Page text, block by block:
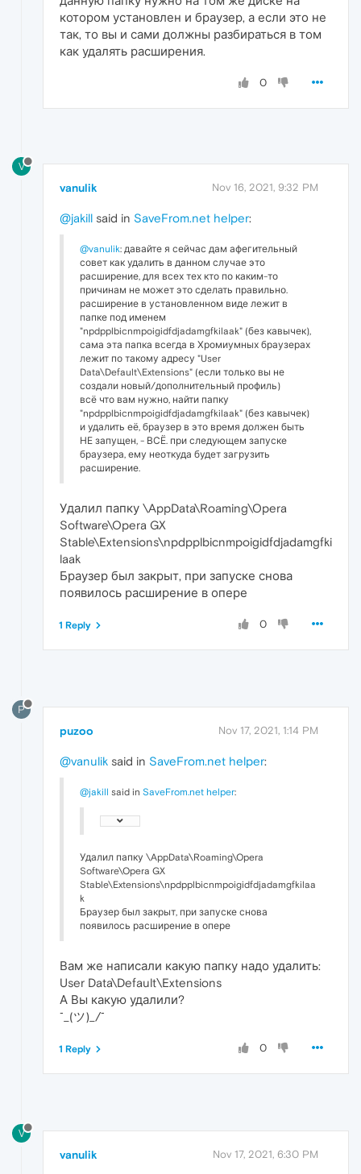
котором установлен и браузер, а если это не
так, то вы и сами должны разбираться в том
как удалять расширения.
0
V
vanulik Nov 16, 2021, 9:32 PM
@jakill said in SaveFrom.net helper:
@vanulik: давайте я сейчас дам афегительный
совет как удалить в данном случае это
расширение, для всех тех кто по каким-то
причинам не может это сделать правильно.
расширение в установленном виде лежит в
папке под именем
"npdpplbicnmpoigidfdjadamgfkilaak" (без кавычек),
сама эта папка всегда в Хромиумных браузерах
лежит по такому адресу "User
Data\Default\Extensions" (если только вы не
создали новый/дополнительный профиль)
всё что вам нужно, найти папку
"npdpplbicnmpoigidfdjadamgfkilaak" (без кавычек)
и удалить её, браузер в это время должен быть
НЕ запущен, - ВСЁ. при следующем запуске
браузера, ему неоткуда будет загрузить
расширение.
Удалил папку \AppData\Roaming\Opera
Software\Opera GX
Stable\Extensions\npdpplbicnmpoigidfdjadamgfki
laak
Браузер был закрыт, при запуске снова
появилось расширение в опере
0
1 Reply
P
puzoo Nov 17, 2021, 1:14 PM
@vanulik said in SaveFrom.net helper:
@jakill said in SaveFrom.net helper:
Удалил папку \AppData\Roaming\Opera
Software\Opera GX
Stable\Extensions\npdpplbicnmpoigidfdjadamgfkilaa
k
Браузер был закрыт, при запуске снова
появилось расширение в опере
Вам же написали какую папку надо удалить:
User Data\Default\Extensions
А Вы какую удалили?
¯_(ツ)_/¯
0
1 Reply
V
vanulik Nov 17, 2021, 6:30 PM